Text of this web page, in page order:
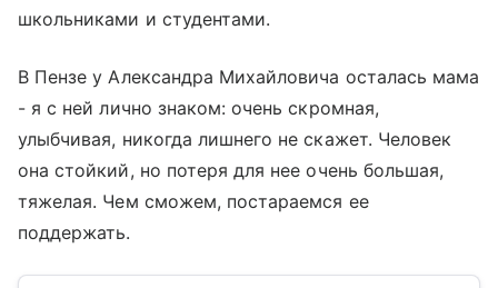
школьниками и студентами.
В Пензе у Александра Михайловича осталась мама
- я с ней лично знаком: очень скромная,
улыбчивая, никогда лишнего не скажет. Человек
она стойкий, но потеря для нее очень большая,
тяжелая. Чем сможем, постараемся ее
поддержать.